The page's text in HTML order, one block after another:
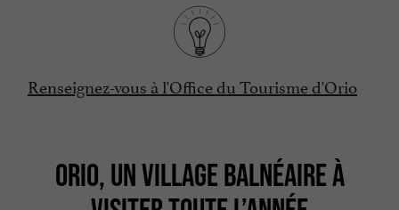
Renseignez-vous à l'Office du Tourisme d'Orio
ORIO, UN VILLAGE BALNÉAIRE À